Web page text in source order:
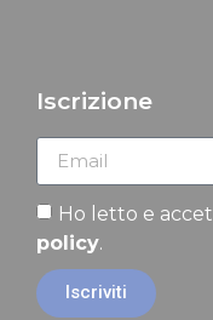
Iscrizione
Ho letto e
policy.
Iscriviti